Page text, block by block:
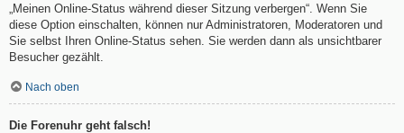
„Meinen Online-Status während dieser Sitzung verbergen“. Wenn Sie
diese Option einschalten, können nur Administratoren, Moderatoren und
Sie selbst Ihren Online-Status sehen. Sie werden dann als unsichtbarer
Besucher gezählt.
Nach oben
Die Forenuhr geht falsch!